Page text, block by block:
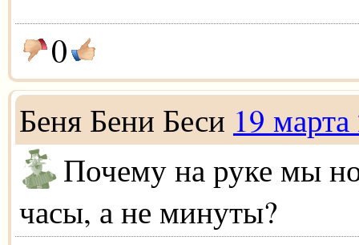
0
Беня Бени Беси 19
Почему на руке мы
часы, а не минуты?